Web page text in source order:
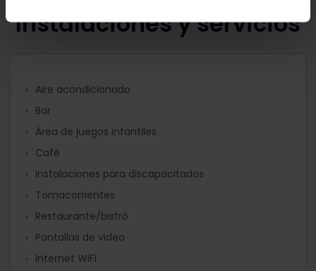
Instalaciones y servicios
Aire acondicionado
Bar
Área de juegos infantiles
Café
Instalaciones para discapacitados
Tomacorrientes
Restaurante/bistró
Pantallas de video
Internet WiFi